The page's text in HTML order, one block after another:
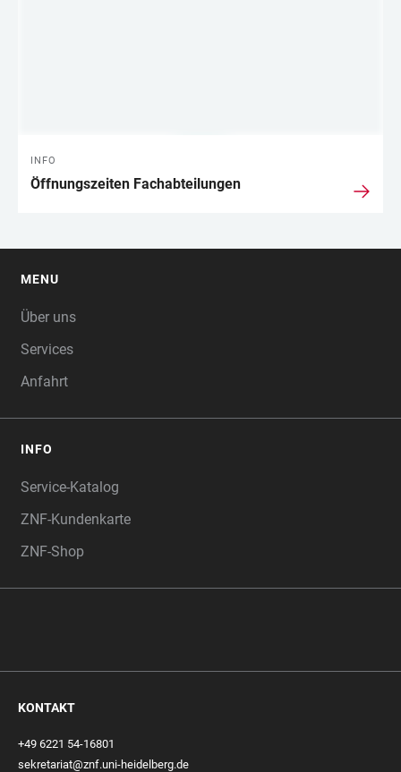
INFO
Öffnungszeiten Fachabteilungen
MENU
Über uns
Services
Anfahrt
INFO
Service-Katalog
ZNF-Kundenkarte
ZNF-Shop
KONTAKT
+49 6221 54-16801
sekretariat@znf.uni-heidelberg.de